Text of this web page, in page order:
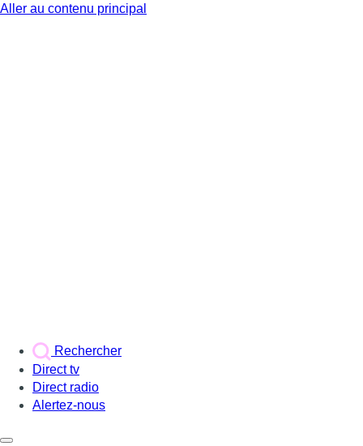
Aller au contenu principal
Rechercher
Direct tv
Direct radio
Alertez-nous